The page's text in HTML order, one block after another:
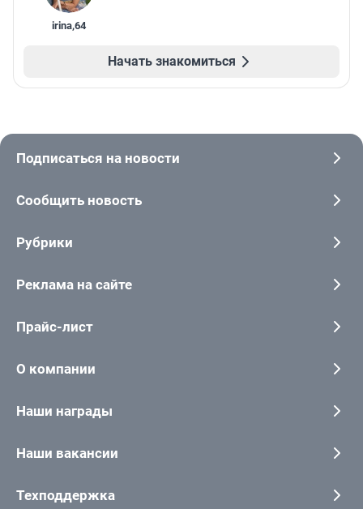
irina,64
Начать знакомиться
Подписаться на новости
Сообщить новость
Рубрики
Реклама на сайте
Прайс-лист
О компании
Наши награды
Наши вакансии
Техподдержка